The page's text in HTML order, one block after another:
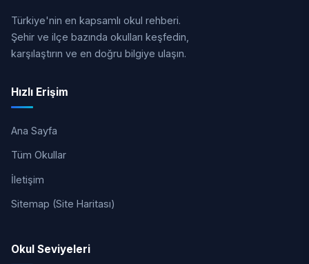
Türkiye'nin en kapsamlı okul rehberi.
Şehir ve ilçe bazında okulları keşfedin,
karşılaştırın ve en doğru bilgiye ulaşın.
Hızlı Erişim
Ana Sayfa
Tüm Okullar
İletişim
Sitemap (Site Haritası)
Okul Seviyeleri